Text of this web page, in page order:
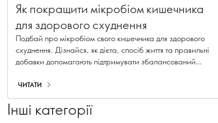
Як покращити мікробіом кишечника
для здорового схуднення
Подбай про мікробіом свого кишечника для здорового
схуднення. Дізнайся, як дієта, спосіб життя та правильні
добавки допомагають підтримувати збалансований
ЧИТАТИ
Інші категорії